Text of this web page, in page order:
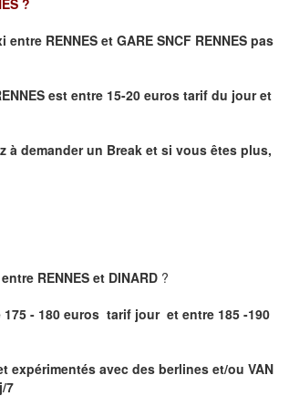
RENNES et GARE SNCF RENNES pas
est entre 15-20 euros tarif du jour et
à demander un Break et si vous êtes plus,
RENNES et DINARD ?
175 - 180 euros tarif jour et entre 185 -190
avec des berlines et/ou VAN
7